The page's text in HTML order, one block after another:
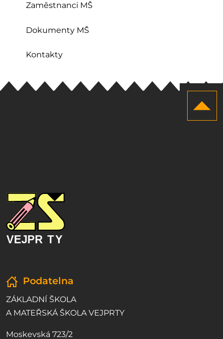
Zaměstnanci MŠ
Dokumenty MŠ
Kontakty
Podatelna
ZÁKLADNÍ ŠKOLA
A MATEŘSKÁ ŠKOLA VEJPRTY
Moskevská 723/2